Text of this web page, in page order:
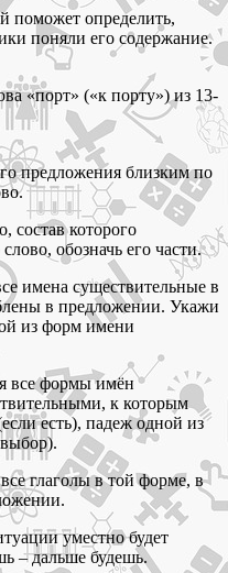
поможет определить,
поняли его содержание.
«порт» («к порту») из 13-
предложения близким по
состав которого
обозначь его части.
имена существительные в
в предложении. Укажи
из форм имени
все формы имён
к которым
есть), падеж одной из
глаголы в той форме, в
уместно будет
– дальше будешь.